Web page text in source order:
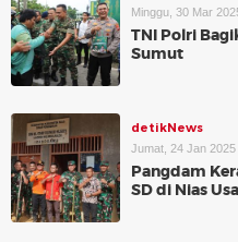
Minggu, 30 Mar
TNI Polri
Sumut
detikNews
Jumat, 24 Jan
Pangdam
SD di Nias